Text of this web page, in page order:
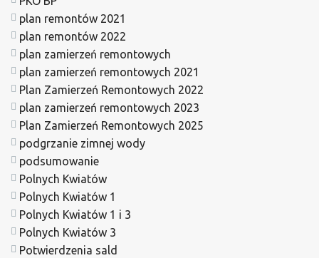
plan remontów 2021
plan remontów 2022
plan zamierzeń remontowych
plan zamierzeń remontowych 2021
Plan Zamierzeń Remontowych 2022
plan zamierzeń remontowych 2023
Plan Zamierzeń Remontowych 2025
podgrzanie zimnej wody
podsumowanie
Polnych Kwiatów
Polnych Kwiatów 1
Polnych Kwiatów 1 i 3
Polnych Kwiatów 3
Potwierdzenia sald